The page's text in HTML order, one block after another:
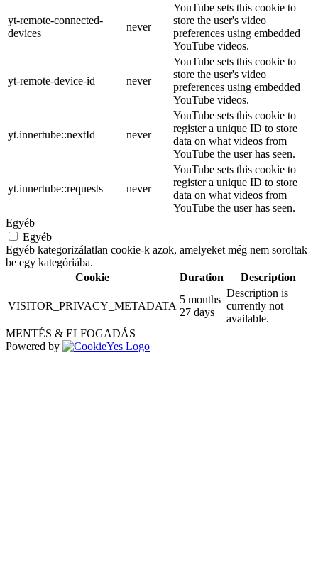
yt-remote-connected-
devices
never
YouTube sets this cookie to
store the user's video
preferences using embedded
YouTube videos.
yt-remote-device-id never
YouTube sets this cookie to
store the user's video
preferences using embedded
YouTube videos.
yt.innertube::nextId never
YouTube sets this cookie to
register a unique ID to store
data on what videos from
YouTube the user has seen.
yt.innertube::requests never
YouTube sets this cookie to
register a unique ID to store
data on what videos from
YouTube the user has seen.
Egyéb
Egyéb
Egyéb kategorizálatlan cookie-k azok, amelyeket még nem soroltak
be egy kategóriába.
Cookie
Duration Description
VISITOR_PRIVACY_METADATA
5 months
27 days
Description is
currently not
available.
MENTÉS & ELFOGADÁS
Powered by